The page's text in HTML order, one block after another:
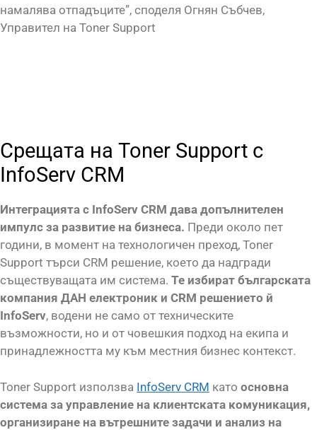
намалява отпадъците”, споделя Огнян Събчев,
Управител на Toner Support
Срещата на Toner Support с
InfoServ CRM
Интеграцията с InfoServ CRM дава допълнителен
импулс за развитие на бизнеса. Преди около пет
години, в момент на технологичен преход, Toner
Support търси CRM решение, което да надгради
съществуващата им система. Те избират българската
компания ДАН eлектроник и CRM решението й
InfoServ, водени не само от техническите
възможности, но и от човешкия подход на екипа и
принадлежността му към местния бизнес контекст.
Toner Support използва InfoServ CRM като основна
система за управление на клиентската комуникация,
организиране на вътрешните задачи и анализ на